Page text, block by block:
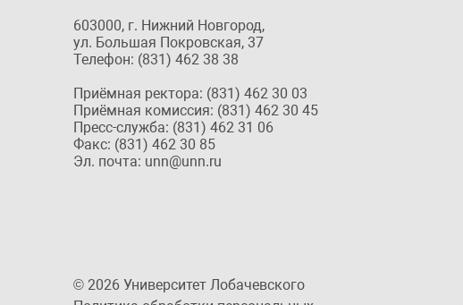
603000, г. Нижний Новгород,
ул. Большая Покровская, 37
Телефон: (831) 462 38 38
Приёмная ректора: (831) 462 30 03
Приёмная комиссия: (831) 462 30 45
Пресс-служба: (831) 462 31 06
Факс: (831) 462 30 85
Эл. почта: unn@unn.ru
© 2026 Университет Лобачевского